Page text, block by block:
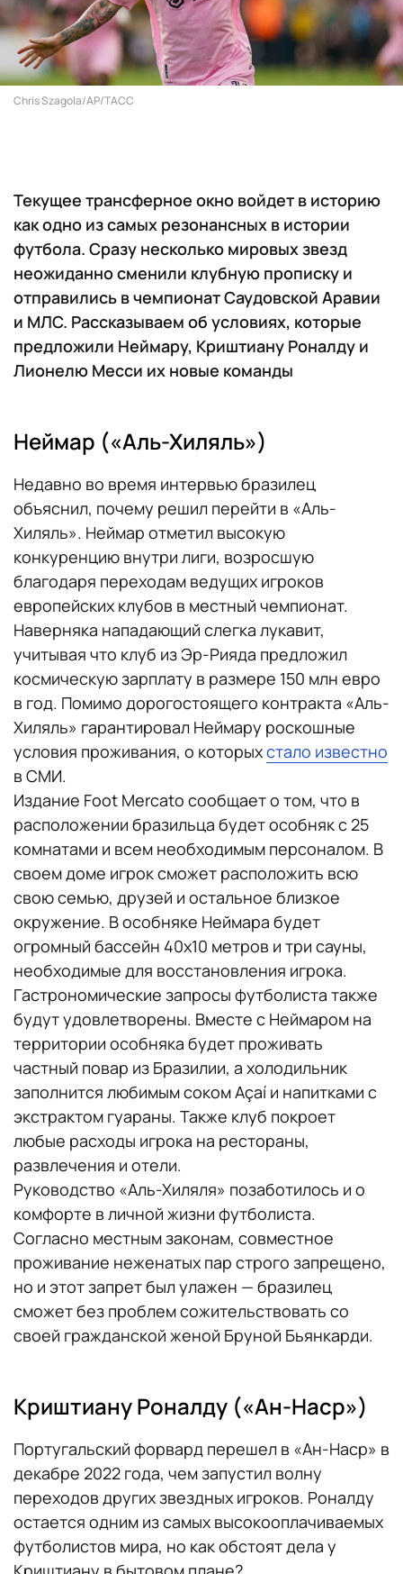
Chris Szagola/AР/ТАСС
Текущее трансферное окно войдет в историю
как одно из самых резонансных в истории
футбола. Сразу несколько мировых звезд
неожиданно сменили клубную прописку и
отправились в чемпионат Саудовской Аравии
и МЛС. Рассказываем об условиях, которые
предложили Неймару, Криштиану Роналду и
Лионелю Месси их новые команды
Неймар («Аль-Хиляль»)
Недавно во время интервью бразилец
объяснил, почему решил перейти в «Аль-
Хиляль». Неймар отметил высокую
конкуренцию внутри лиги, возросшую
благодаря переходам ведущих игроков
европейских клубов в местный чемпионат.
Наверняка нападающий слегка лукавит,
учитывая что клуб из Эр-Рияда предложил
космическую зарплату в размере 150 млн евро
в год. Помимо дорогостоящего контракта «Аль-
Хиляль» гарантировал Неймару роскошные
условия проживания, о которыхстало известно
в СМИ.
Издание Foot Mercato сообщает о том, что в
расположении бразильца будет особняк с 25
комнатами и всем необходимым персоналом. В
своем доме игрок сможет расположить всю
свою семью, друзей и остальное близкое
окружение. В особняке Неймара будет
огромный бассейн 40х10 метров и три сауны,
необходимые для восстановления игрока.
Гастрономические запросы футболиста также
будут удовлетворены. Вместе с Неймаром на
территории особняка будет проживать
частный повар из Бразилии, а холодильник
заполнится любимым соком Açaí и напитками с
экстрактом гуараны. Также клуб покроет
любые расходы игрока на рестораны,
развлечения и отели.
Руководство «Аль-Хиляля» позаботилось и о
комфорте в личной жизни футболиста.
Согласно местным законам, совместное
проживание неженатых пар строго запрещено,
но и этот запрет был улажен — бразилец
сможет без проблем сожительствовать со
своей гражданской женой Бруной Бьянкарди.
Криштиану Роналду («Ан-Наср»)
Португальский форвард перешел в «Ан-Наср» в
декабре 2022 года, чем запустил волну
переходов других звездных игроков. Роналду
остается одним из самых высокооплачиваемых
футболистов мира, но как обстоят дела у